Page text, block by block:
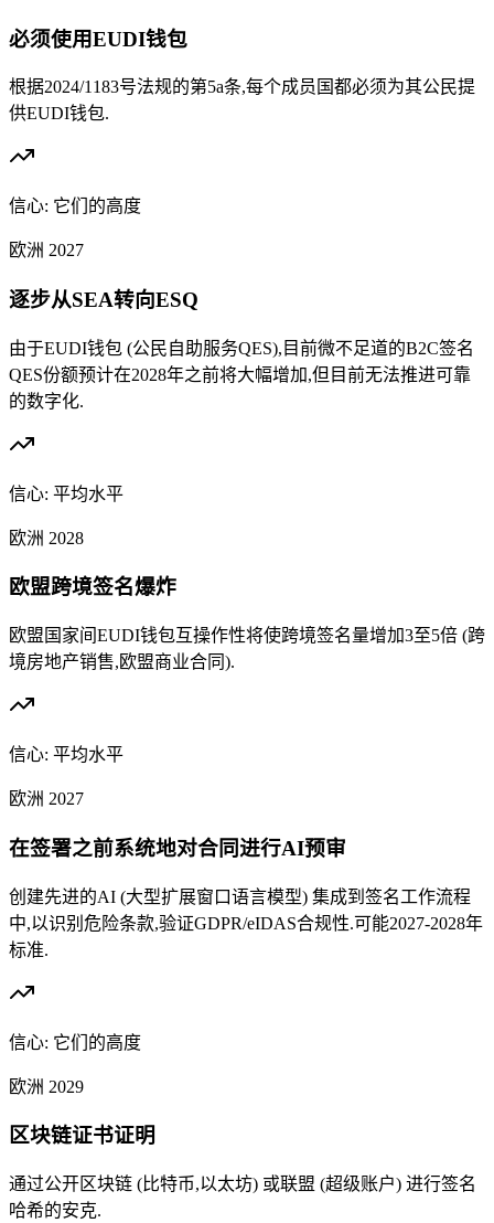
必须使用EUDI钱包
根据2024/1183号法规的第5a条,每个成员国都必须为其公民提
供EUDI钱包.
信心: 它们的高度
欧洲 2027
逐步从SEA转向ESQ
由于EUDI钱包 (公民自助服务QES),目前微不足道的B2C签名
QES份额预计在2028年之前将大幅增加,但目前无法推进可靠
的数字化.
信心: 平均水平
欧洲 2028
欧盟跨境签名爆炸
欧盟国家间EUDI钱包互操作性将使跨境签名量增加3至5倍 (跨
境房地产销售,欧盟商业合同).
信心: 平均水平
欧洲 2027
在签署之前系统地对合同进行AI预审
创建先进的AI (大型扩展窗口语言模型) 集成到签名工作流程
中,以识别危险条款,验证GDPR/eIDAS合规性.可能2027-2028年
标准.
信心: 它们的高度
欧洲 2029
区块链证书证明
通过公开区块链 (比特币,以太坊) 或联盟 (超级账户) 进行签名
哈希的安克.